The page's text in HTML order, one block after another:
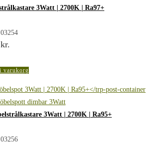
3Watt | 2700K | Ra97+
kr.
varukorg
3Watt | 2700K | Ra95+